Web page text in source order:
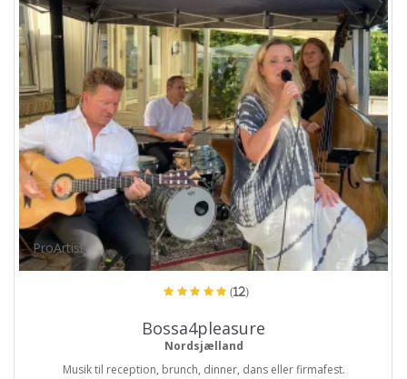
ProArtist
(12)
Bossa4pleasure
Nordsjælland
Musik til reception, brunch, dinner, dans eller firmafest.